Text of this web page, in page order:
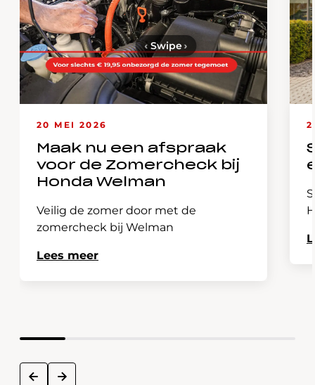
20 MEI 2026
Maak nu een afspraak
voor de Zomercheck bij
Honda Welman
Veilig de zomer door met de
zomercheck bij Welman
Lees meer
prev next
‹ Swipe›